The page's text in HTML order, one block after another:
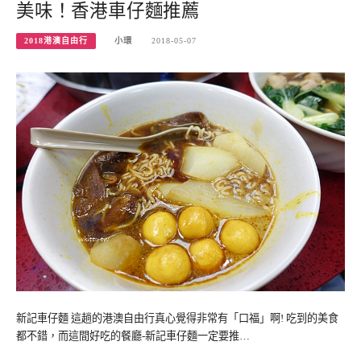
美味！香港車仔麵推薦
2018港澳自由行 小環 2018-05-07
新記車仔麵 這趟的港澳自由行真心覺得非常有「口福」啊! 吃到的美食
都不錯，而這間好吃的餐廳-新記車仔麵一定要推…